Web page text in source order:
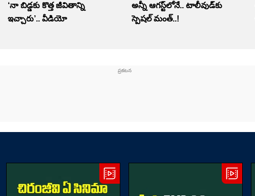
‘నా బిడ్డకు కొత్త జీవితాన్ని
ఇచ్చారు’.. వీడియో
అన్నీ ఆగస్ట్‌లోనే.. టాలీవుడ్‌కు
స్పెషల్ మంత్..!